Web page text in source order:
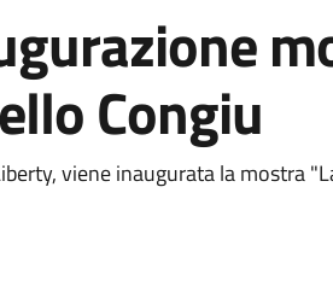
Congiu
viene inaugurata la mostra